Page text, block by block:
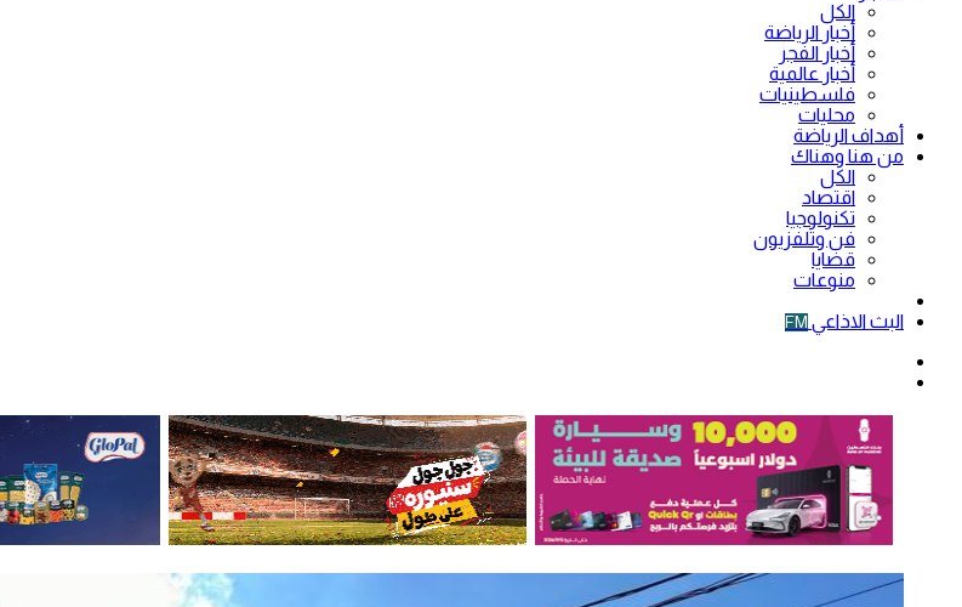
الكل
أخبار الرياضة
أخبار الفجر
أخبار عالمية
فلسطينيات
محليات
أهداف الرياضة
من هنا وهناك
الكل
اقتصاد
تكنولوجيا
فن وتلفزيون
قضايا
منوعات
البث الاذاعي FM